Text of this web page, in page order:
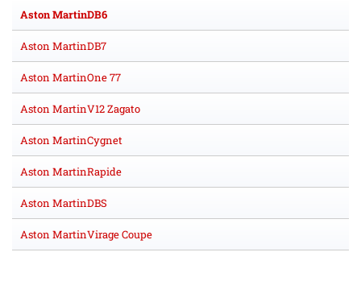
Aston MartinDB6
Aston MartinDB7
Aston MartinOne 77
Aston MartinV12 Zagato
Aston MartinCygnet
Aston MartinRapide
Aston MartinDBS
Aston MartinVirage Coupe